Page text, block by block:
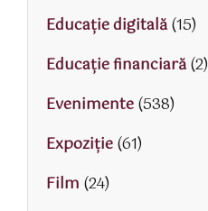
Educaţie digitală(15)
Educaţie financiară(2)
Evenimente(538)
Expoziție(61)
Film (24)